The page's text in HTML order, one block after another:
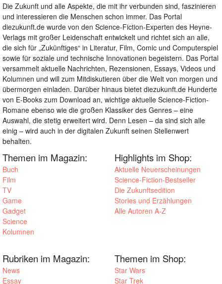
Die Zukunft und alle Aspekte, die mit ihr verbunden sind, faszinieren
und interessieren die Menschen schon immer. Das Portal
diezukunft.de wurde von den Science-Fiction-Experten des Heyne-
Verlags mit großer Leidenschaft entwickelt und richtet sich an alle,
die sich für „Zukünftiges“ in Literatur, Film, Comic und Computerspiel
sowie für soziale und technische Innovationen begeistern. Das Portal
versammelt aktuelle Nachrichten, Rezensionen, Essays, Videos und
Kolumnen und will zum Mitdiskutieren über die Welt von morgen und
übermorgen einladen. Darüber hinaus bietet diezukunft.de Hunderte
von E-Books zum Download an, wichtige aktuelle Science-Fiction-
Romane ebenso wie die großen Klassiker des Genres – eine
Auswahl, die stetig erweitert wird. Denn Lesen – da sind sich alle
einig – wird auch in der digitalen Zukunft seinen Stellenwert
behalten.
Themen im Magazin:
Buch
Film
TV
Game
Gadget
Science
Kolumnen
Highlights im Shop:
Aktuelle Neuerscheinungen
Science-Fiction-Bestseller
Die Zukunftsedition
Stories und Erzählungen
Alle Autoren A-Z
Rubriken im Magazin:
News
Essay
Themen im Shop:
Star Wars
Star Trek